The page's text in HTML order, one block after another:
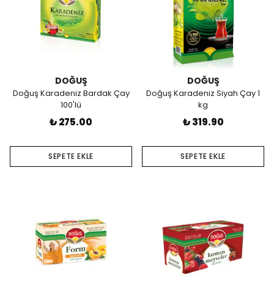
DOĞUŞ
Doğuş Karadeniz Bardak Çay
100'lü
₺ 275.00
SEPETE EKLE
DOĞUŞ
Doğuş Karadeniz Siyah Çay 1
kg
₺ 319.90
SEPETE EKLE